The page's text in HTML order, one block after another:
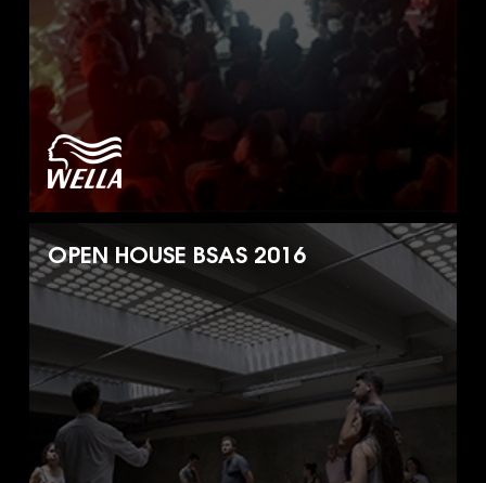
OPEN HOUSE BSAS 2016